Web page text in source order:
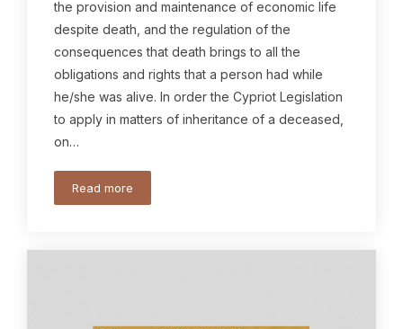
the provision and maintenance of economic life
despite death, and the regulation of the
consequences that death brings to all the
obligations and rights that a person had while
he/she was alive. In order the Cypriot Legislation
to apply in matters of inheritance of a deceased,
on…
Read more